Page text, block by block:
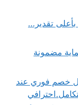
تقدير…
حماية مضمونة
عفش بحي السويدي..100ريال خصم فوري عند